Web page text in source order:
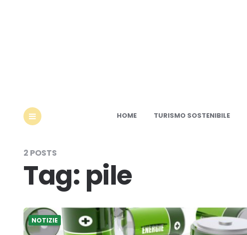
HOME TURISMO SOSTENIBILE
2 POSTS
Tag: pile
NOTIZIE